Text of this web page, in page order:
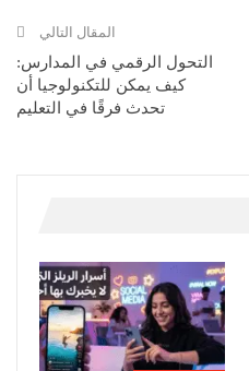
المقال التالي
التحول الرقمي في المدارس:
كيف يمكن للتكنولوجيا أن
تحدث فرقًا في التعليم